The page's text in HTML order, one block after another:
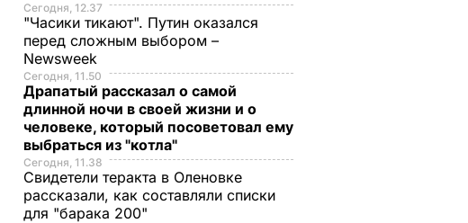
Сегодня, 12.37
"Часики тикают". Путин оказался
перед сложным выбором –
Newsweek
Сегодня, 11.50
Драпатый рассказал о самой
длинной ночи в своей жизни и о
человеке, который посоветовал ему
выбраться из "котла"
Сегодня, 11.38
Свидетели теракта в Оленовке
рассказали, как составляли списки
для "барака 200"